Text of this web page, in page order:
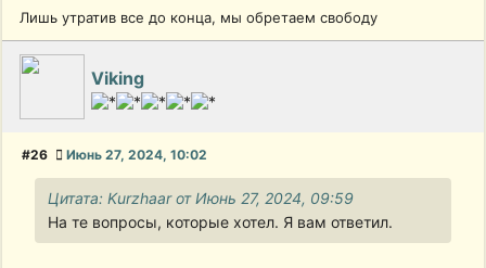
Лишь утратив все до конца, мы обретаем свободу
Viking
#26 Июнь 27, 2024, 10:02
Цитата: Kurzhaar от Июнь 27, 2024, 09:59
На те вопросы, которые хотел. Я вам ответил.